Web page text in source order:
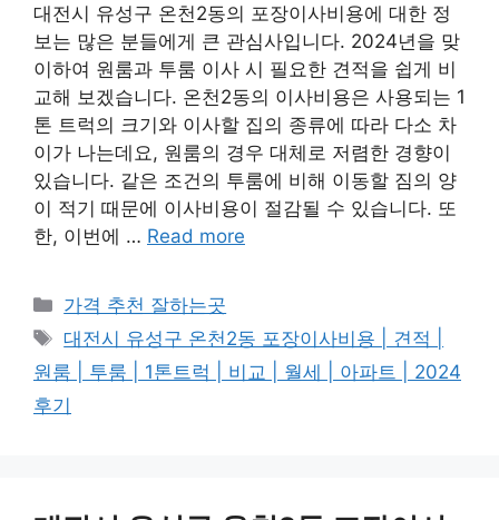
대전시 유성구 온천2동의 포장이사비용에 대한 정
보는 많은 분들에게 큰 관심사입니다. 2024년을 맞
이하여 원룸과 투룸 이사 시 필요한 견적을 쉽게 비
교해 보겠습니다. 온천2동의 이사비용은 사용되는 1
톤 트럭의 크기와 이사할 집의 종류에 따라 다소 차
이가 나는데요, 원룸의 경우 대체로 저렴한 경향이
있습니다. 같은 조건의 투룸에 비해 이동할 짐의 양
이 적기 때문에 이사비용이 절감될 수 있습니다. 또
한, 이번에 … Read more
카
테
고
리
가격 추천 잘하는곳
태
그
대전시 유성구 온천2동 포장이사비용 | 견적 |
원룸 | 투룸 | 1톤트럭 | 비교 | 월세 | 아파트 | 2024
후기